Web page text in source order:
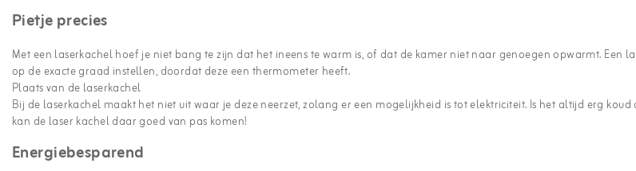
Pietje precies
Met een laserkachel hoef je niet bang te zijn dat het ineens te warm is, of dat de kamer niet naar genoegen opwarmt. Een
op de exacte graad instellen, doordat deze een thermometer heeft.
Plaats van de laserkachel
Bij de laserkachel maakt het niet uit waar je deze neerzet, zolang er een mogelijkheid is tot elektriciteit. Is het altijd erg
kan de laser kachel daar goed van pas komen!
Energiebesparend